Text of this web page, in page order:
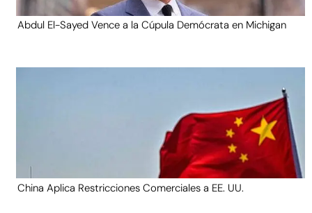
Abdul El-Sayed Vence a la Cúpula Demócrata en Michigan
China Aplica Restricciones Comerciales a EE. UU.